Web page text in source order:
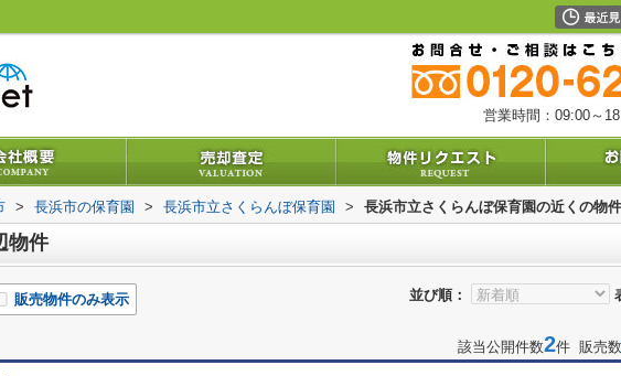
営業時間：09:00～
> 長浜市の保育園 > 長浜市立さくらんぼ保育園 > 長浜市立さくらんぼ保育園の近くの物件
物件
並び順：
販売物件のみ表示
該当公開件数2件 販売数